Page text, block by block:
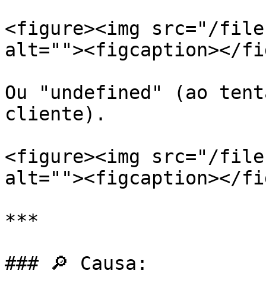
<figure><img src="/
alt=""><figcaption></
Ou "undefined" (ao
cliente).
<figure><img src="/
alt=""><figcaption></
***
### 🔎 Causa: